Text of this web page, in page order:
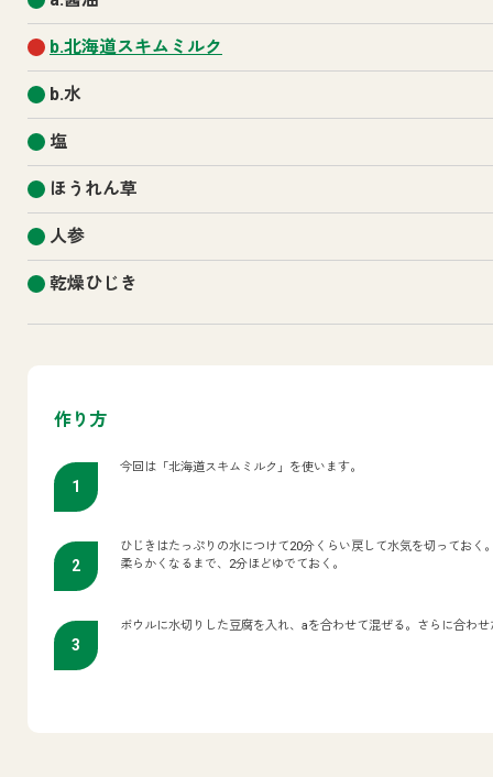
b.北海道スキムミルク
b.水
塩
ほうれん草
人参
乾燥ひじき
作り方
今回は「北海道スキムミルク」を使います。
ひじきはたっぷりの水につけて20分くらい戻して水気を切ってお
柔らかくなるまで、2分ほどゆでておく。
ボウルに水切りした豆腐を入れ、aを合わせて混ぜる。さらに合わ